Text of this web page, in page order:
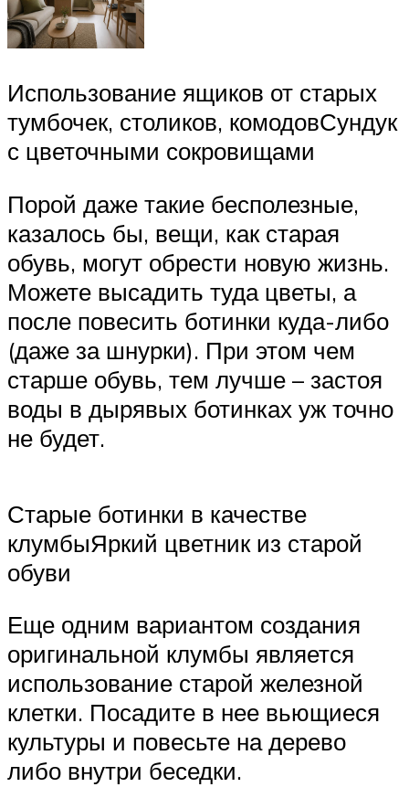
Использование ящиков от старых
тумбочек, столиков, комодовСундук
с цветочными сокровищами
Порой даже такие бесполезные,
казалось бы, вещи, как старая
обувь, могут обрести новую жизнь.
Можете высадить туда цветы, а
после повесить ботинки куда-либо
(даже за шнурки). При этом чем
старше обувь, тем лучше – застоя
воды в дырявых ботинках уж точно
не будет.
Старые ботинки в качестве
клумбыЯркий цветник из старой
обуви
Еще одним вариантом создания
оригинальной клумбы является
использование старой железной
клетки. Посадите в нее вьющиеся
культуры и повесьте на дерево
либо внутри беседки.